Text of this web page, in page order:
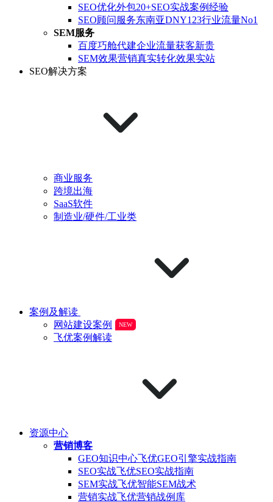
SEO优化外包20+SEO实战案例经验
SEO顾问服务东南亚DNY123行业流量No1
SEM服务
百度巧舱代建企业流量获客新贵
SEM效果营销真实转化效果实站
SEO解决方案
商业服务
跨境出海
SaaS软件
制造业/硬件/工业类
案例及解读
网站建设案例
NEW
飞优案例解读
资源中心
营销博客
GEO知识中心飞优GEO引擎实战指南
SEO实战飞优SEO实战指南
SEM实战飞优智能SEM战术
营销实战飞优营销战例库